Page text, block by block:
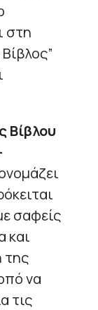
στη
Βίβλου
σαφείς
και
της
να
τις